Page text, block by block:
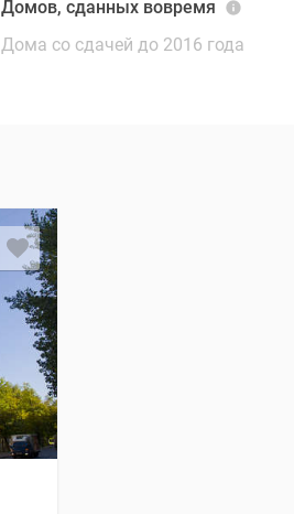
Домов, сданных вовремя
Дома со сдачей до 2016 года